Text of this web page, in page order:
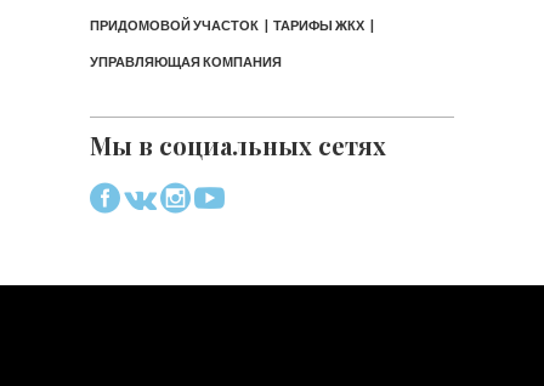
ПРИДОМОВОЙ УЧАСТОК ТАРИФЫ ЖКХ
УПРАВЛЯЮЩАЯ КОМПАНИЯ
Мы в социальных сетях